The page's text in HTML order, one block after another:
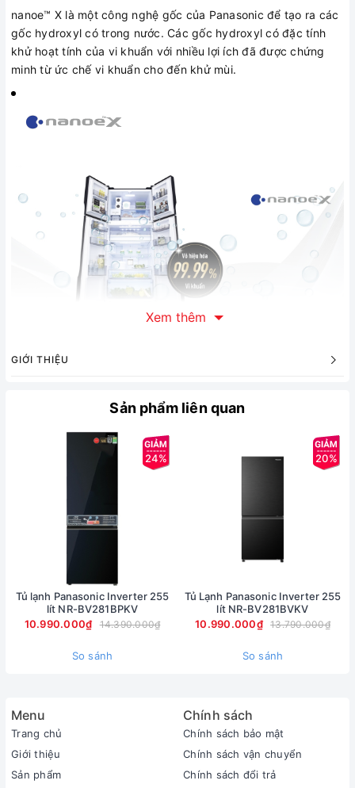
nanoe™ X là một công nghệ gốc của Panasonic để tạo ra các
gốc hydroxyl có trong nước. Các gốc hydroxyl có đặc tính
khử hoạt tính của vi khuẩn với nhiều lợi ích đã được chứng
minh từ ức chế vi khuẩn cho đến khử mùi.
Ức chế vi khuẩn
thuốc trừ sâu. Chỉ cần rửa qua trong nước sau khi bảo quản
với nanoe™ X giúp giảm dư lượng thuốc trừ sâu nhiều hơn so
với chỉ rửa bằng nước.
Xem thêm
GIỚI THIỆU
Sản phẩm liên quan
24%
Tủ lạnh Panasonic Inverter 255
lít NR-BV281BPKV
10.990.000₫
14.390.000₫
So sánh
20%
Tủ Lạnh Panasonic Inverter 255
lít NR-BV281BVKV
10.990.000₫
13.790.000₫
So sánh
Menu
Trang chủ
Giới thiệu
Sản phẩm
Chính sách
Chính sách bảo mật
Chính sách vận chuyển
Chính sách đổi trả